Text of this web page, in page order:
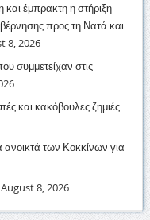
έμπρακτη η στήριξη
προς τη Νατά και
8, 2026
συμμετείχαν στις
και κακόβουλες ζημιές
ανοικτά των Κοκκίνων για
August 8, 2026